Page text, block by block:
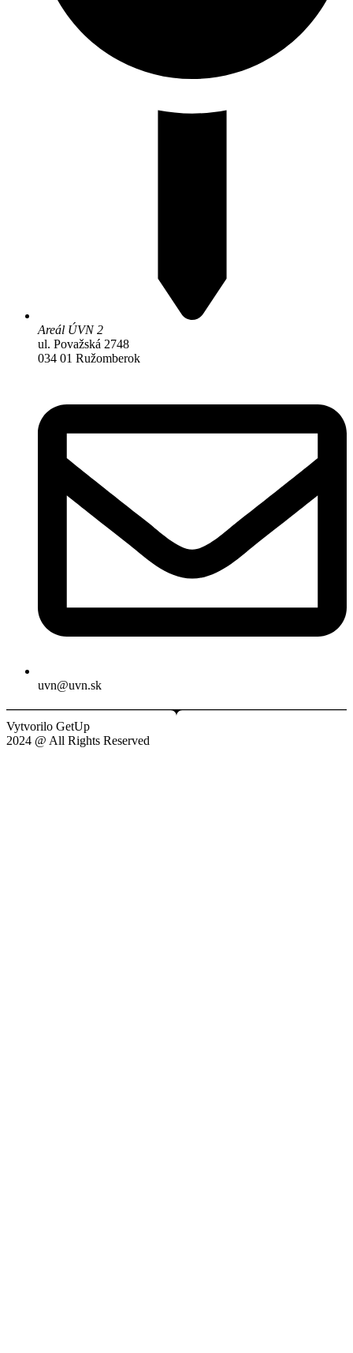
Areál ÚVN 2
ul. Považská 2748
034 01 Ružomberok
uvn@uvn.sk
Vytvorilo GetUp
2024 @ All Rights Reserved